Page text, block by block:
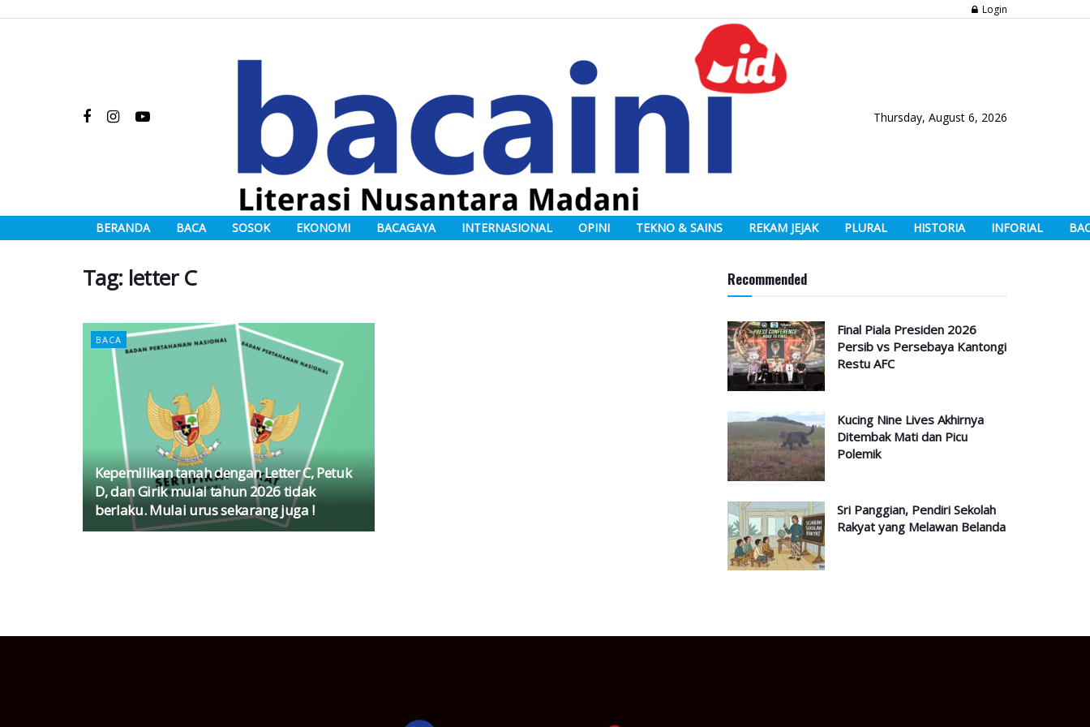
Login
Thursday, August 6, 2026
BERANDA BACA SOSOK EKONOMI BACAGAYA INTERNASIONAL OPINI TEKNO & SAINS REKAM JEJAK PLURAL HISTORIA INFORIAL
Tag: letter C
BACA
Kepemilikan tanah dengan Letter C, Petuk
D, dan Girik mulai tahun 2026 tidak
berlaku. Mulai urus sekarang juga !
Recommended
Final Piala Presiden 2026
Persib vs Persebaya Kantongi
Restu AFC
Kucing Nine Lives Akhirnya
Ditembak Mati dan Picu
Polemik
Sri Panggian, Pendiri Sekolah
Rakyat yang Melawan Belanda